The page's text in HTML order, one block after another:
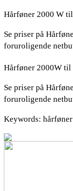
Hårføner 2000 W
Se priser på
foruroligende
Hårføner 2000W til
Se priser på
foruroligende
Keywords: